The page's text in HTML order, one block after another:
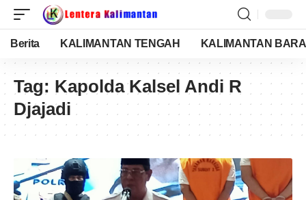
Berita KALIMANTAN TENGAH KALIMANTAN
Tag: Kapolda Kalsel Andi R
Djajadi